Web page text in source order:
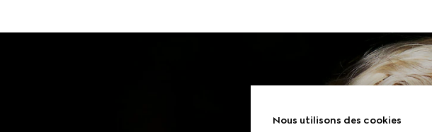
Nous utilisons des cookies